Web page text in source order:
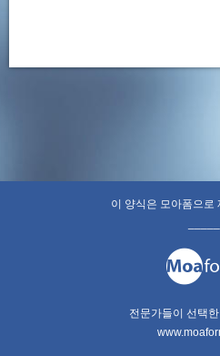
이 양식은 모아폼으로
전문가들이 선택